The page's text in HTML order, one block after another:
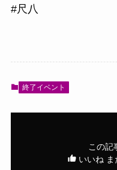
#尺八
終了イベント
この記
いいね ま